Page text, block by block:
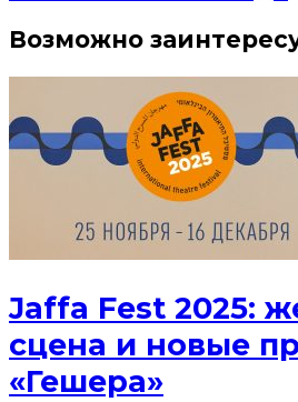
Возможно
Jaffa Fest 2025:
сцена и новые
«Гешера»